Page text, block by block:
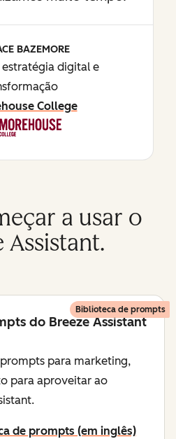
BAZEMORE
digital e
College
a usar o
Assistant.
Biblioteca de prompts
do Breeze Assistant
para marketing,
para aproveitar ao
de prompts (em inglês)